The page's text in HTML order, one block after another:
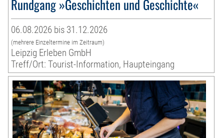
Rundgang »Geschichten und Geschichte«
06.08.2026 bis 31.12.2026
(mehrere Einzeltermine im Zeitraum)
Leipzig Erleben GmbH
Treff/Ort: Tourist-Information, Haupteingang